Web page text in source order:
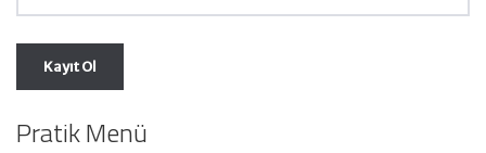
Pratik Menü